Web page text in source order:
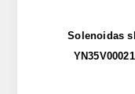
Solenoidas